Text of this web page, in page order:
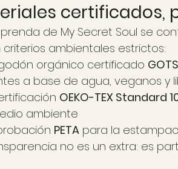
certificados,
de My Secret Soul se
criterios ambientales estrictos:
orgánico certificado
a base de agua, veganos y
OEKO-TEX Standard
ambiente
PETA para la
no es un extra: es